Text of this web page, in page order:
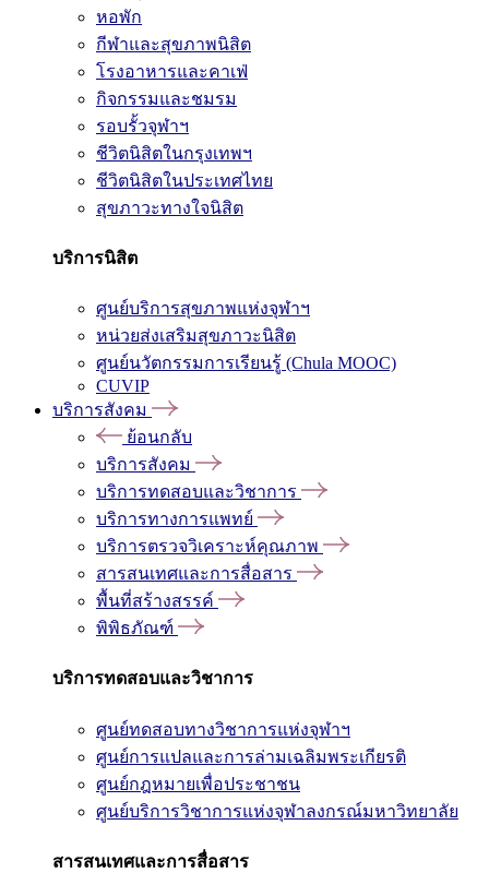
หอพัก
กีฬาและสุขภาพนิสิต
โรงอาหารและคาเฟ่
กิจกรรมและชมรม
รอบรั้วจุฬาฯ
ชีวิตนิสิตในกรุงเทพฯ
ชีวิตนิสิตในประเทศไทย
สุขภาวะทางใจนิสิต
บริการนิสิต
ศูนย์บริการสุขภาพแห่งจุฬาฯ
หน่วยส่งเสริมสุขภาวะนิสิต
ศูนย์นวัตกรรมการเรียนรู้ (Chula MOOC)
CUVIP
บริการสังคม
ย้อนกลับ
บริการสังคม
บริการทดสอบและวิชาการ
บริการทางการแพทย์
บริการตรวจวิเคราะห์คุณภาพ
สารสนเทศและการสื่อสาร
พื้นที่สร้างสรรค์
พิพิธภัณฑ์
บริการทดสอบและวิชาการ
ศูนย์ทดสอบทางวิชาการแห่งจุฬาฯ
ศูนย์การแปลและการล่ามเฉลิมพระเกียรติ
ศูนย์กฎหมายเพื่อประชาชน
ศูนย์บริการวิชาการแห่งจุฬาลงกรณ์มหาวิทยาลัย
สารสนเทศและการสื่อสาร